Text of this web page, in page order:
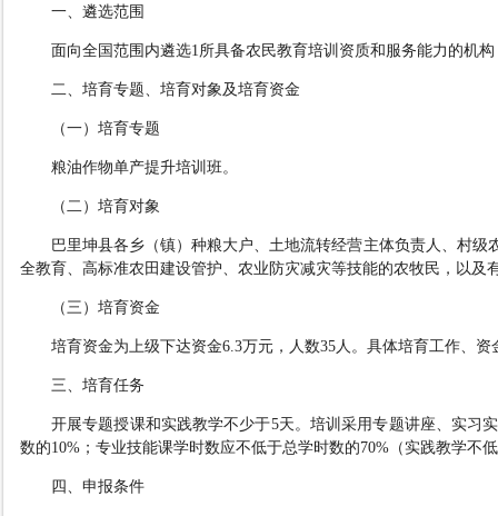
一、遴选范围
面向全国 范围内遴选1所具备农民教育培训资质和服务能力的机
二、培育专题、 培育对象及培育资金
（一）培育专题
粮油作物单产提升培训 班。
（二）培育对象
巴里坤县各乡（镇）种粮大户、土地流转经营主体负责人、村级
全教育、高标准农田建设管护、农业防灾减灾等技能的农牧民 ，以及
（三 ）培育资金
培育资金为上级下达资金6.3万元 ，人数35人 。具体培育工作、资
三、培育任务
开展专题授课和实践教学不少于5天。培训采用专题讲座、实习
数的10% ；专业技能课学时数应不低于总学时数的70% （实践教学不
四、申报条件